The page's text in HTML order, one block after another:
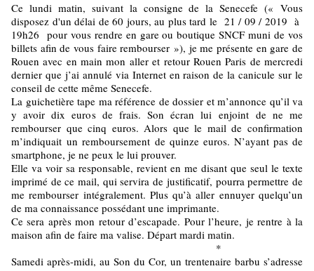
Ce lundi matin, suivant la consigne de la Senecefe (« Vous
disposez d'un délai de 60 jours, au plus tard le 21 / 09 / 2019 à
19h26 pour vous rendre en gare ou boutique SNCF muni de vos
billets afin de vous faire rembourser »), je me présente en gare de
Rouen avec en main mon aller et retour Rouen Paris de mercredi
dernier que j’ai annulé via Internet en raison de la canicule sur le
conseil de cette même Senecefe.
La guichetière tape ma référence de dossier et m’annonce qu’il va
y avoir dix euros de frais. Son écran lui enjoint de ne me
rembourser que cinq euros. Alors que le mail de confirmation
m’indiquait un remboursement de quinze euros. N’ayant pas de
smartphone, je ne peux le lui prouver.
Elle va voir sa responsable, revient en me disant que seul le texte
imprimé de ce mail, qui servira de justificatif, pourra permettre de
me rembourser intégralement. Plus qu’à aller ennuyer quelqu’un
de ma connaissance possédant une imprimante.
Ce sera après mon retour d’escapade. Pour l’heure, je rentre à la
maison afin de faire ma valise. Départ mardi matin.
*
Samedi après-midi, au Son du Cor, un trentenaire barbu s’adresse